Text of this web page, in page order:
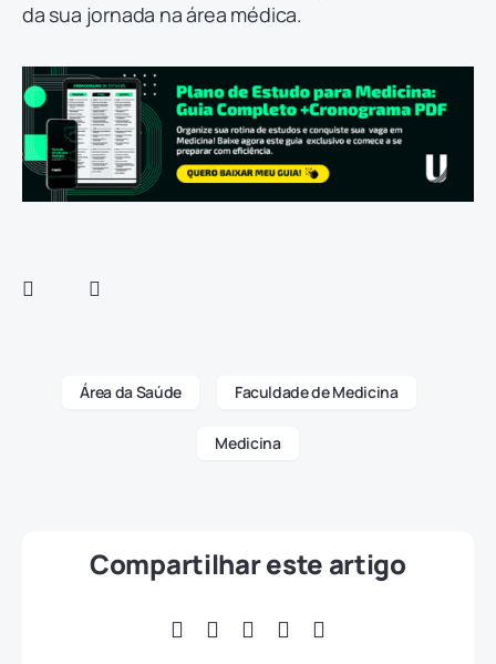
da sua jornada na área médica.
Área da Saúde Faculdade de Medicina
Medicina
Compartilhar este artigo